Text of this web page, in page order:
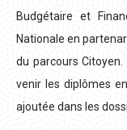
Budgétaire et
Nationale en
du parcours
venir les diplômes
ajoutée dans les